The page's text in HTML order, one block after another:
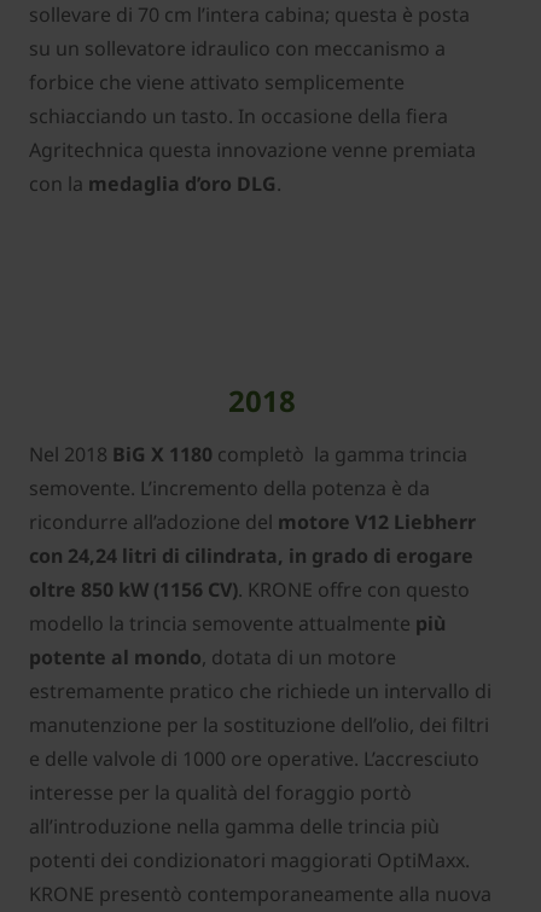
sollevare di 70 cm l’intera cabina; questa è posta
su un sollevatore idraulico con meccanismo a
forbice che viene attivato semplicemente
schiacciando un tasto. In occasione della fiera
Agritechnica questa innovazione venne premiata
con la medaglia d’oro DLG.
2018
Nel 2018 BiG X 1180 completò la gamma trincia
semovente. L’incremento della potenza è da
ricondurre all’adozione del motore V12 Liebherr
con 24,24 litri di cilindrata, in grado di erogare
oltre 850 kW (1156 CV). KRONE offre con questo
modello la trincia semovente attualmente più
potente al mondo, dotata di un motore
estremamente pratico che richiede un intervallo di
manutenzione per la sostituzione dell’olio, dei filtri
e delle valvole di 1000 ore operative. L’accresciuto
interesse per la qualità del foraggio portò
all’introduzione nella gamma delle trincia più
potenti dei condizionatori maggiorati OptiMaxx.
KRONE presentò contemporaneamente alla nuova